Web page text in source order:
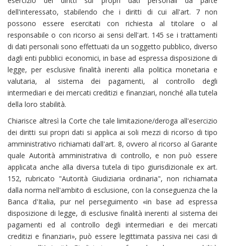
dell'interessato, stabilendo che i diritti di cui all'art. 7 non
possono essere esercitati con richiesta al titolare o al
responsabile o con ricorso ai sensi dell'art. 145 se i trattamenti
di dati personali sono effettuati da un soggetto pubblico, diverso
dagli enti pubblici economici, in base ad espressa disposizione di
legge, per esclusive finalità inerenti alla politica monetaria e
valutaria, al sistema dei pagamenti, al controllo degli
intermediari e dei mercati creditizi e finanziari, nonché alla tutela
della loro stabilità.
Chiarisce altresì la Corte che tale limitazione/deroga all'esercizio
dei diritti sui propri dati si applica ai soli mezzi di ricorso di tipo
amministrativo richiamati dall'art. 8, ovvero al ricorso al Garante
quale Autorità amministrativa di controllo, e non può essere
applicata anche alla diversa tutela di tipo giurisdizionale ex art.
152, rubricato "Autorità Giudiziaria ordinaria", non richiamata
dalla norma nell'ambito di esclusione, con la conseguenza che la
Banca d'Italia, pur nel perseguimento «in base ad espressa
disposizione di legge, di esclusive finalità inerenti al sistema dei
pagamenti ed al controllo degli intermediari e dei mercati
creditizi e finanziari», può essere legittimata passiva nei casi di